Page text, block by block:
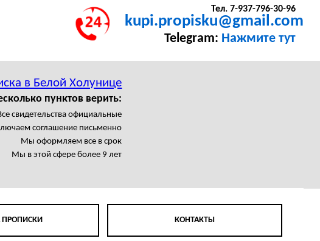
Тел. 7-937-796-30-96
kupi.propisku@gmail.com
Telegram: Нажмите тут
в Белой Холунице
пунктов верить:
свидетельства официальные
соглашение письменно
Мы оформляем все в срок
Мы в этой сфере более 9 лет
ПРОПИСКИ КОНТАКТЫ